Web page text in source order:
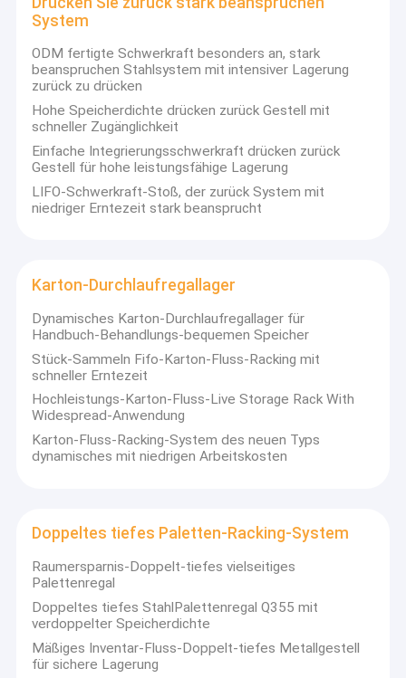
Fordern Sie ein Angebot an
Selektives Paletten-Stark beanspruchen System
Träne-Paletten-Racking
Freitragendes Stark beanspruchen System
Ernte des Faches
Radioshuttle-Stark beanspruchen System
schmales Gang-Racking-System
Antrieb in Stark beanspruchen System
Drücken Sie zurück stark beanspruchen System
Karton-Durchlaufregallager
Lager-Auswahl-Module
Draht Mesh Products
Gestell-Sicherheits-Produkte
ASRS, die System stark beanspruchen
System
ODM fertigte Schwerkraft besonders an, stark
beanspruchen Stahlsystem mit intensiver Lagerung
zurück zu drücken
Hohe Speicherdichte drücken zurück Gestell mit
schneller Zugänglichkeit
Einfache Integrierungsschwerkraft drücken zurück
Gestell für hohe leistungsfähige Lagerung
LIFO-Schwerkraft-Stoß, der zurück System mit
niedriger Erntezeit stark beansprucht
Karton-Durchlaufregallager
Dynamisches Karton-Durchlaufregallager für
Handbuch-Behandlungs-bequemen Speicher
Stück-Sammeln Fifo-Karton-Fluss-Racking mit
schneller Erntezeit
Hochleistungs-Karton-Fluss-Live Storage Rack With
Widespread-Anwendung
Karton-Fluss-Racking-System des neuen Typs
dynamisches mit niedrigen Arbeitskosten
Doppeltes tiefes Paletten-Racking-System
Raumersparnis-Doppelt-tiefes vielseitiges
Palettenregal
Doppeltes tiefes StahlPalettenregal Q355 mit
verdoppelter Speicherdichte
Mäßiges Inventar-Fluss-Doppelt-tiefes Metallgestell
für sichere Lagerung
Die Fertigstellung unzähliger erfolgreicher Projekte erhielt
zahlreiche Lobpreisungen.Unsere Produkte sind auf dem
US-amerikanischen und australischen Markt mit RMI-
Standardprüfung und AS4084-2012 zertifiziert, Ironstone
hat einige große Agenten auf dem globalen Markt
entwickelt und wird mehr unter der Unterstützung unserer
treuen Kunden zu entwickeln.
Wir helfen unseren Kunden, die perfekten
Lagermanagementlösungen zu finden. Ironstone
maximiert Ihre Gewinne mit geringsten Kosten.Wir heißen
Sie herzlich willkommen, wenn Sie unsere Fabrik in